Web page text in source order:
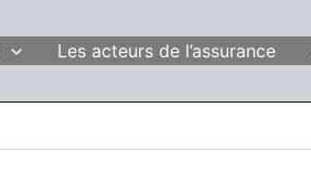
Les acteurs de l’assurance